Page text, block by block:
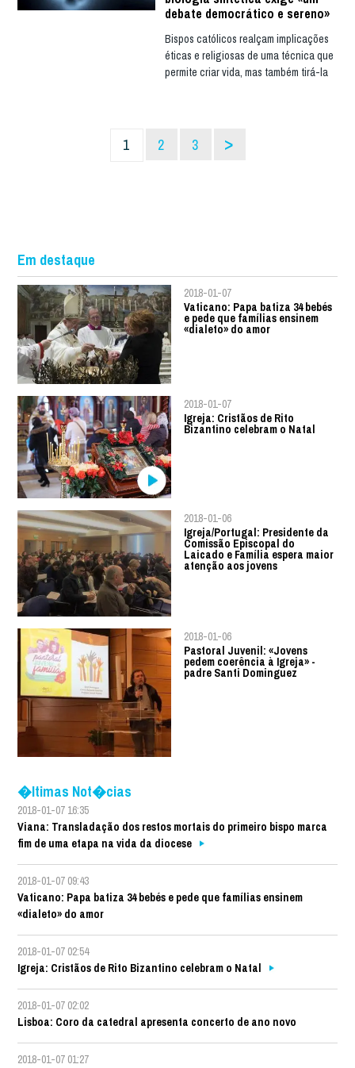
debate democrático e sereno»
Bispos católicos realçam implicações
éticas e religiosas de uma técnica que
permite criar vida, mas também tirá-la
1 2 3 >
Em destaque
2018-01-07
Vaticano: Papa batiza 34 bebés
e pede que famílias ensinem
«dialeto» do amor
2018-01-07
Igreja: Cristãos de Rito
Bizantino celebram o Natal
2018-01-06
Igreja/Portugal: Presidente da
Comissão Episcopal do
Laicado e Família espera maior
atenção aos jovens
2018-01-06
Pastoral Juvenil: «Jovens
pedem coerência à Igreja» -
padre Santi Dominguez
�ltimas Not�cias
2018-01-07 16:35
Viana: Transladação dos restos mortais do primeiro bispo marca
fim de uma etapa na vida da diocese
2018-01-07 09:43
Vaticano: Papa batiza 34 bebés e pede que famílias ensinem
«dialeto» do amor
2018-01-07 02:54
Igreja: Cristãos de Rito Bizantino celebram o Natal
2018-01-07 02:02
Lisboa: Coro da catedral apresenta concerto de ano novo
2018-01-07 01:27